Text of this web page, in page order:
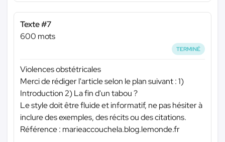
Texte #7
600 mots
TERMINÉ
Violences obstétricales
Merci de rédiger l'article selon le plan suivant : 1)
Introduction 2) La fin d'un tabou ?
Le style doit être fluide et informatif, ne pas hésiter à
inclure des exemples, des récits ou des citations.
Référence : marieaccouchela.blog.lemonde.fr